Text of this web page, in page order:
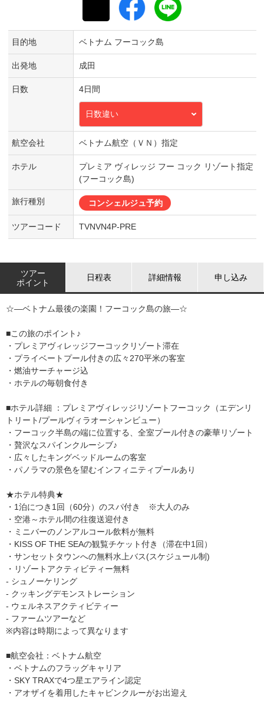
目的地 ベトナム フーコック島
出発地 成田
日数 4日間
日数違い
航空会社 ベトナム航空（ＶＮ）指定
ホテル
プレミア ヴィレッジ フー コック リゾート指定
(フーコック島)
旅行種別 コンシェルジュ予約
ツアーコード TVNVN4P-PRE
ツアー
ポイント
日程表 詳細情報 申し込み
☆―ベトナム最後の楽園！フーコック島の旅―☆
■この旅のポイント♪
・プレミアヴィレッジフーコックリゾート滞在
・プライベートプール付きの広々270平米の客室
・燃油サーチャージ込
・ホテルの毎朝食付き
■ホテル詳細 ：プレミアヴィレッジリゾートフーコック（エデンリ
トリート/プールヴィラオーシャンビュー）
・フーコック半島の端に位置する、全室プール付きの豪華リゾート
・贅沢なスパインクルーシブ♪
・広々したキングベッドルームの客室
・パノラマの景色を望むインフィニティプールあり
★ホテル特典★
・1泊につき1回（60分）のスパ付き ※大人のみ
・空港～ホテル間の往復送迎付き
・ミニバーのノンアルコール飲料が無料
・KISS OF THE SEAの観覧チケット付き（滞在中1回）
・サンセットタウンへの無料水上バス(スケジュール制)
・リゾートアクティビティー無料
- シュノーケリング
- クッキングデモンストレーション
- ウェルネスアクティビティー
- ファームツアーなど
※内容は時期によって異なります
■航空会社：ベトナム航空
・ベトナムのフラッグキャリア
・SKY TRAXで4つ星エアライン認定
・アオザイを着用したキャビンクルーがお出迎え